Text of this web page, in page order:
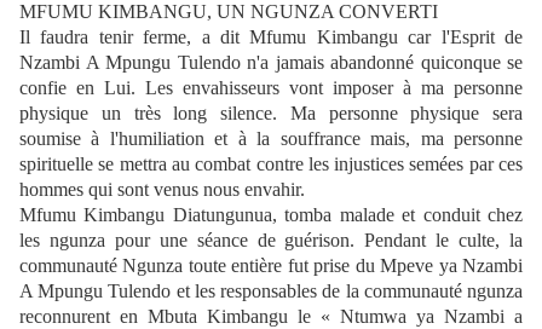
MFUMU KIMBANGU, UN NGUNZA CONVERTI
Il faudra tenir ferme, a dit Mfumu Kimbangu car l'Esprit de
Nzambi A Mpungu Tulendo n'a jamais abandonné quiconque se
confie en Lui. Les envahisseurs vont imposer à ma personne
physique un très long silence. Ma personne physique sera
soumise à l'humiliation et à la souffrance mais, ma personne
spirituelle se mettra au combat contre les injustices semées par ces
hommes qui sont venus nous envahir.
Mfumu Kimbangu Diatungunua, tomba malade et conduit chez
les ngunza pour une séance de guérison. Pendant le culte, la
communauté Ngunza toute entière fut prise du Mpeve ya Nzambi
A Mpungu Tulendo et les responsables de la communauté ngunza
reconnurent en Mbuta Kimbangu le « Ntumwa ya Nzambi a